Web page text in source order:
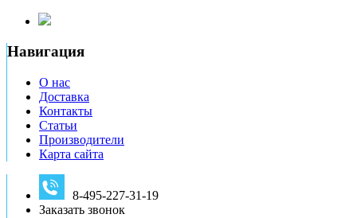
Навигация
О нас
Доставка
Контакты
Статьи
Производители
Карта сайта
8-495-227-31-19
Заказать звонок